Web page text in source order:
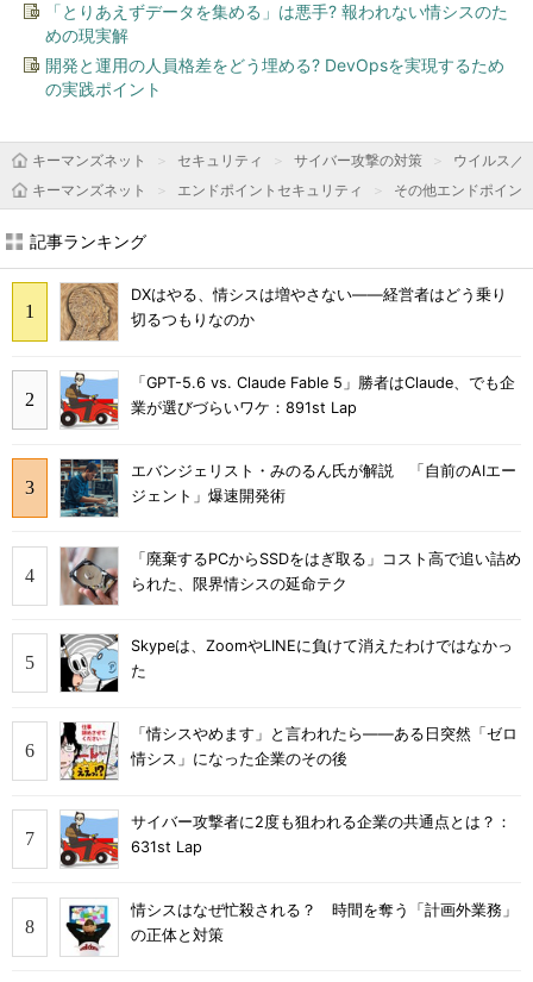
「とりあえずデータを集める」は悪手? 報われない情シスのた
めの現実解
開発と運用の人員格差をどう埋める? DevOpsを実現するため
の実践ポイント
キーマンズネット セキュリティ サイバー攻撃の対策
ウイルス／
キーマンズネット
エンドポイントセキュリティ その他エンドポイン
記事ランキング
DXはやる、情シスは増やさない――経営者はどう乗り
切るつもりなのか
「GPT-5.6 vs. Claude Fable 5」勝者はClaude、でも企
業が選びづらいワケ：891st Lap
エバンジェリスト・みのるん氏が解説 「自前のAIエー
ジェント」爆速開発術
「廃棄するPCからSSDをはぎ取る」コスト高で追い詰め
られた、限界情シスの延命テク
Skypeは、ZoomやLINEに負けて消えたわけではなかっ
た
「情シスやめます」と言われたら――ある日突然「ゼロ
情シス」になった企業のその後
サイバー攻撃者に2度も狙われる企業の共通点とは？：
631st Lap
情シスはなぜ忙殺される？ 時間を奪う「計画外業務」
の正体と対策